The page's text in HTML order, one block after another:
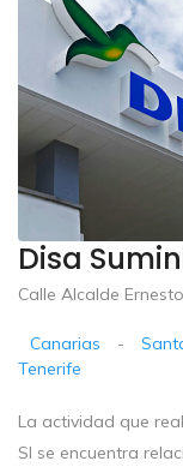
Disa
Calle Alcalde
Canarias -
Tenerife
La actividad que
Sl se encuentra